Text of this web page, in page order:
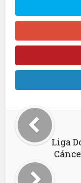
Liga